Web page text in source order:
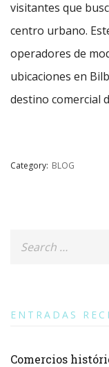
visitantes que
centro urbano.
operadores de
ubicaciones en
destino comercial
Category: BLOG
ENTRADAS
Comercios